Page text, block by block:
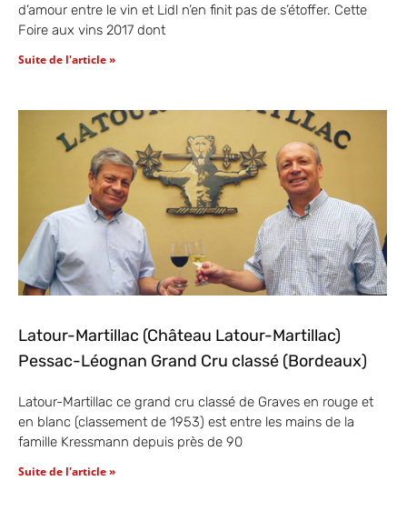
d’amour entre le vin et Lidl n’en finit pas de s’étoffer. Cette
Foire aux vins 2017 dont
Suite de l'article »
Latour-Martillac (Château Latour-Martillac)
Pessac-Léognan Grand Cru classé (Bordeaux)
Latour-Martillac ce grand cru classé de Graves en rouge et
en blanc (classement de 1953) est entre les mains de la
famille Kressmann depuis près de 90
Suite de l'article »